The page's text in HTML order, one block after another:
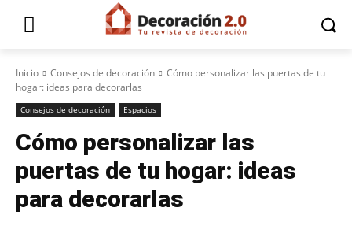
Inicio Consejos de decoración
Cómo personalizar las puertas de tu
hogar: ideas para decorarlas
Consejos de decoración Espacios
Cómo personalizar las
puertas de tu hogar: ideas
para decorarlas